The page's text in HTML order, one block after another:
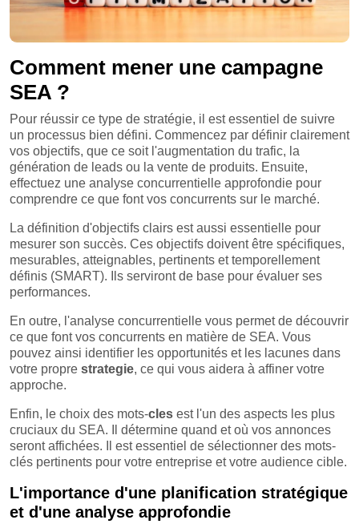
Comment mener une campagne
SEA ?
Pour réussir ce type de stratégie, il est essentiel de suivre
un processus bien défini. Commencez par définir clairement
vos objectifs, que ce soit l'augmentation du trafic, la
génération de leads ou la vente de produits. Ensuite,
effectuez une analyse concurrentielle approfondie pour
comprendre ce que font vos concurrents sur le marché.
La définition d'objectifs clairs est aussi essentielle pour
mesurer son succès. Ces objectifs doivent être spécifiques,
mesurables, atteignables, pertinents et temporellement
définis (SMART). Ils serviront de base pour évaluer ses
performances.
En outre, l'analyse concurrentielle vous permet de découvrir
ce que font vos concurrents en matière de SEA. Vous
pouvez ainsi identifier les opportunités et les lacunes dans
votre propre strategie, ce qui vous aidera à affiner votre
approche.
Enfin, le choix des mots-cles est l'un des aspects les plus
cruciaux du SEA. Il détermine quand et où vos annonces
seront affichées. Il est essentiel de sélectionner des mots-
clés pertinents pour votre entreprise et votre audience cible.
L'importance d'une planification stratégique
et d'une analyse approfondie